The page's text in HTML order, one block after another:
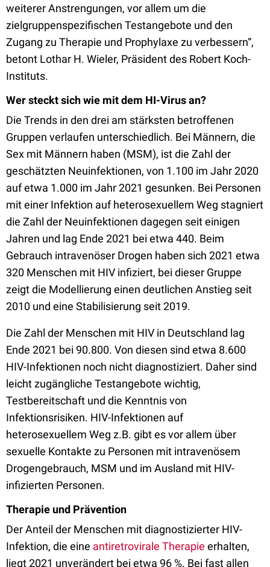
weiterer Anstrengungen, vor allem um die
zielgruppenspezifischen Testangebote und den
Zugang zu Therapie und Prophylaxe zu verbessern“,
betont Lothar H. Wieler, Präsident des Robert Koch-
Instituts.
Wer steckt sich wie mit dem HI-Virus an?
Die Trends in den drei am stärksten betroffenen
Gruppen verlaufen unterschiedlich. Bei Männern, die
Sex mit Männern haben (MSM), ist die Zahl der
geschätzten Neuinfektionen, von 1.100 im Jahr 2020
auf etwa 1.000 im Jahr 2021 gesunken. Bei Personen
mit einer Infektion auf heterosexuellem Weg stagniert
die Zahl der Neuinfektionen dagegen seit einigen
Jahren und lag Ende 2021 bei etwa 440. Beim
Gebrauch intravenöser Drogen haben sich 2021 etwa
320 Menschen mit HIV infiziert, bei dieser Gruppe
zeigt die Modellierung einen deutlichen Anstieg seit
2010 und eine Stabilisierung seit 2019.
Die Zahl der Menschen mit HIV in Deutschland lag
Ende 2021 bei 90.800. Von diesen sind etwa 8.600
HIV-Infektionen noch nicht diagnostiziert. Daher sind
leicht zugängliche Testangebote wichtig,
Testbereitschaft und die Kenntnis von
Infektionsrisiken. HIV-Infektionen auf
heterosexuellem Weg z.B. gibt es vor allem über
sexuelle Kontakte zu Personen mit intravenösem
Drogengebrauch, MSM und im Ausland mit HIV-
infizierten Personen.
Therapie und Prävention
Der Anteil der Menschen mit diagnostizierter HIV-
Infektion, die eine antiretrovirale Therapie erhalten,
liegt 2021 unverändert bei etwa 96 %. Bei fast allen